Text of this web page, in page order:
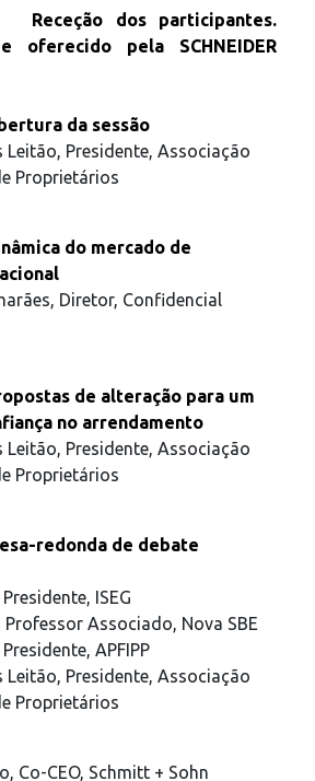
Receção dos participantes.
oferecido pela SCHNEIDER
da sessão
Leitão, Presidente, Associação
Proprietários
do mercado de
Diretor, Confidencial
de alteração para um
no arrendamento
Leitão, Presidente, Associação
Proprietários
redonda de debate
ISEG
Associado, Nova SBE
APFIPP
Leitão, Presidente, Associação
Proprietários
Co-CEO, Schmitt + Sohn